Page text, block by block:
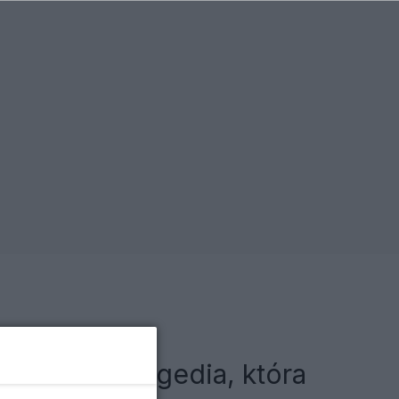
Room. Tragedia, która